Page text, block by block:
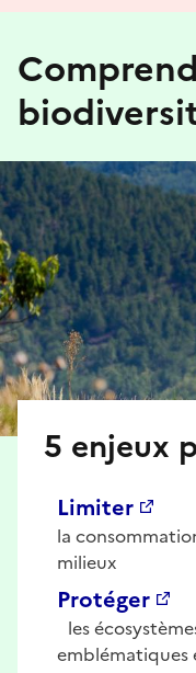
5 enjeux
Limiter
la
milieux
Protéger
les
emblématiques